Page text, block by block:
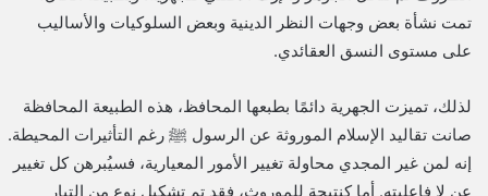
تمت نشأة بعض وجهات النظر الدينية وبعض السلوكيات والأساليب
على مستوى النسق العقائدي.
لذلك، تميزت الجهرية دائمًا بطبعها المحافظ، هذه الطبيعة المحافظة
صانت تقاليد الإسلام الموروثة عن الرسول ﷺ رغم التأثيرات المحيطة.
إنه لمن غير المجدي محاولة تغيير الأمور المعيارية، فسيُبرهن كل تغيير
عن لا فاعليته. أما كنتيجة للموروث، فقد تم تشكيل نوع من التيار